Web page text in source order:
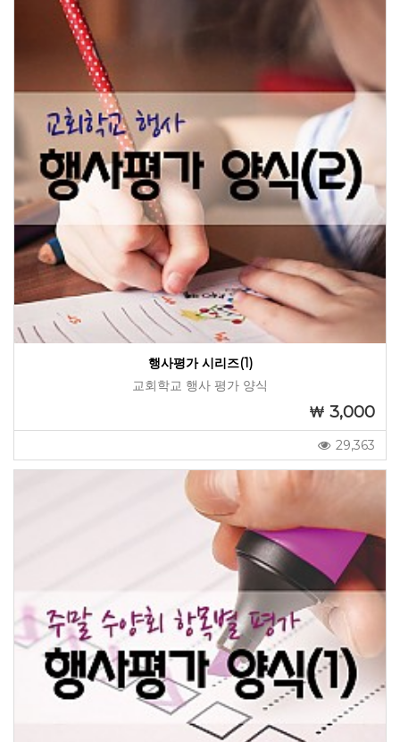
행사평가 시리즈(1)
교회학교 행사 평가 양식
3,000
29,363